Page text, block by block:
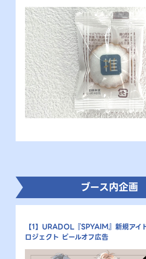
ブース内企画
【1】URADOL『SPYAIM』新規アイ
ロジェクト ピールオフ広告